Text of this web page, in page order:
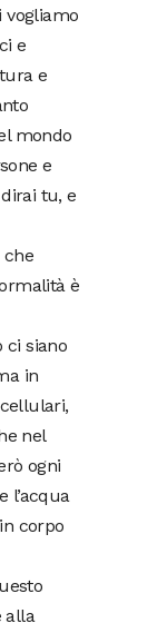
vogliamo
e
e
mondo
e
tu, e
che
è
ci siano
in
nel
ogni
l’acqua
corpo
alla